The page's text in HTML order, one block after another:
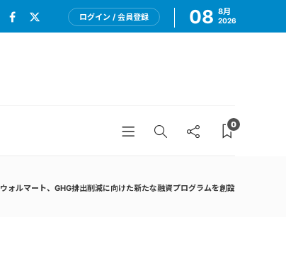
ログイン / 会員登録 08 8月
2026
0
ウォルマート、GHG排出削減に向けた新たな融資プログラムを創設